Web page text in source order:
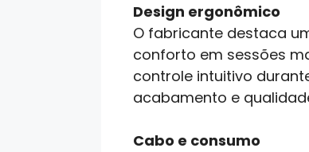
Design ergonômico
O fabricante destaca
conforto em sessões
controle intuitivo
acabamento e
Cabo e consumo